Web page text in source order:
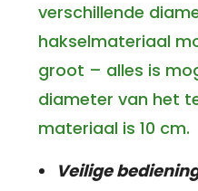
verschillende
hakselmateriaal
groot – alles is
diameter van het
materiaal is 10 cm.
Veilige